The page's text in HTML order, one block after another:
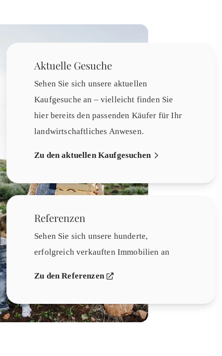
Aktuelle Gesuche
Sehen Sie sich unsere aktuellen
Kaufgesuche an – vielleicht finden Sie
hier bereits den passenden Käufer für Ihr
landwirtschaftliches Anwesen.
Zu den aktuellen Kaufgesuchen
Referenzen
Sehen Sie sich unsere hunderte,
erfolgreich verkauften Immobilien an
Zu den Referenzen